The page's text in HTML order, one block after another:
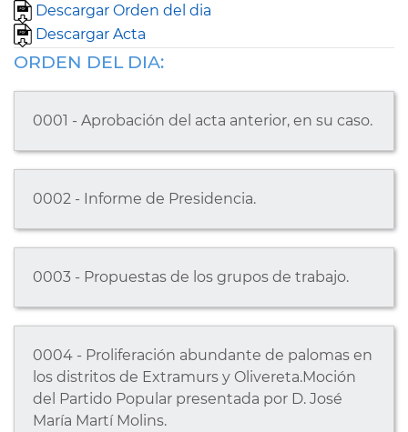
Descargar Orden del dia
Descargar Acta
ORDEN DEL DIA:
0001 - Aprobación del acta anterior, en su caso.
0002 - Informe de Presidencia.
0003 - Propuestas de los grupos de trabajo.
0004 - Proliferación abundante de palomas en
los distritos de Extramurs y Olivereta.Moción
del Partido Popular presentada por D. José
María Martí Molins.